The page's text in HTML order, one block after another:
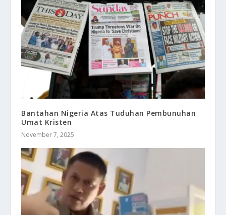
Bantahan Nigeria Atas Tuduhan Pembunuhan
Umat Kristen
November 7, 2025